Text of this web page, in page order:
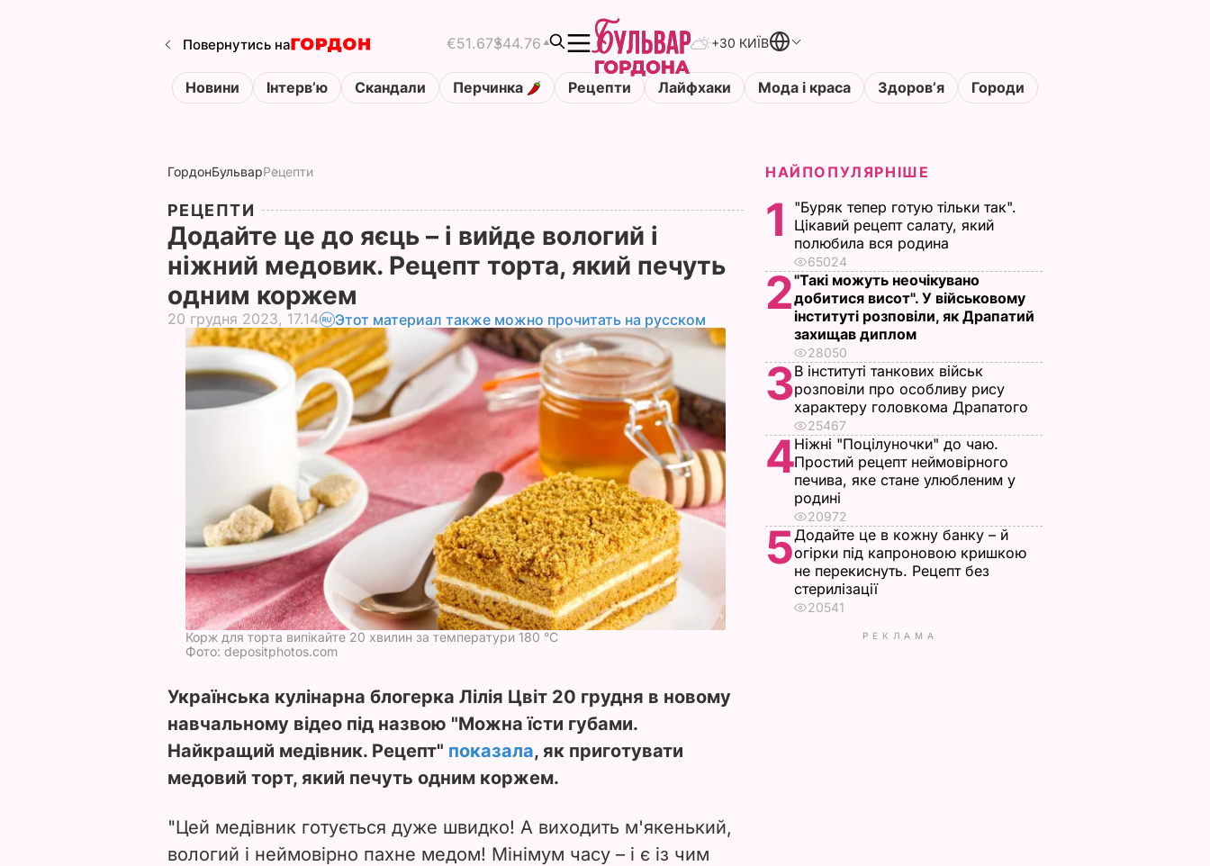
Повернутись на €51.67$44.76 +30 КИЇВ
Новини Інтервʼю Скандали Перчинка Рецепти Лайфхаки Мода і краса Здоровʼя Городи
ГордонБульварРецепти
РЕЦЕПТИ
Додайте це до яєць – і вийде вологий і
ніжний медовик. Рецепт торта, який печуть
одним коржем
20 грудня 2023, 17.14 Этот материал также можно прочитать на русском
Корж для торта випікайте 20 хвилин за температури 180 °C
Фото: depositphotos.com
Українська кулінарна блогерка Лілія Цвіт 20 грудня в новому
навчальному відео під назвою "Можна їсти губами.
Найкращий медівник. Рецепт" показала, як приготувати
медовий торт, який печуть одним коржем.
"Цей медівник готується дуже швидко! А виходить м'якенький,
вологий і неймовірно пахне медом! Мінімум часу – і є із чим
НАЙПОПУЛЯРНІШЕ
1
"Буряк тепер готую тільки так".
Цікавий рецепт салату, який
полюбила вся родина
65024
2"Такі можуть неочікувано
добитися висот". У військовому
інституті розповіли, як Драпатий
захищав диплом
28050
3В інституті танкових військ
розповіли про особливу рису
характеру головкома Драпатого
25467
4Ніжні "Поцілуночки" до чаю.
Простий рецепт неймовірного
печива, яке стане улюбленим у
родині
20972
5Додайте це в кожну банку – й
огірки під капроновою кришкою
не перекиснуть. Рецепт без
стерилізації
20541
РЕКЛАМА